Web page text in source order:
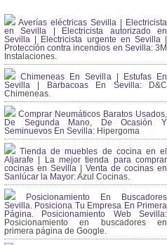
Averías eléctricas Sevilla | Electricista
en Sevilla | Electricista autorizado en
Sevilla | Electricista urgente en Sevilla |
Protección contra incendios en Sevilla:3M
Instalaciones.
Chimeneas En Sevilla | Estufas En
Sevilla | Barbacoas En Sevilla:D&C
Chimeneas.
Comprar Neumáticos Baratos Usados,
De Segunda Mano, De Ocasión Y
Seminuevos En Sevilla: Hipergoma
Tienda de muebles de cocina en el
Aljarafe | La mejor tienda para comprar
cocinas en Sevilla | Venta de cocinas en
Sanlúcar la Mayor:Azul Cocinas.
Posicionamiento En Buscadores
Sevilla. Posiciona Tu Empresa En Primera
Página. Posicionamiento Web Sevilla:
Posicionamiento en buscadores en
primera página de Google.